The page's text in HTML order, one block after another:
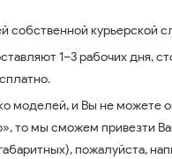
собственной курьерской
1–3 рабочих дня,
моделей, и Вы не можете
то мы сможем привезти
пожалуйста,